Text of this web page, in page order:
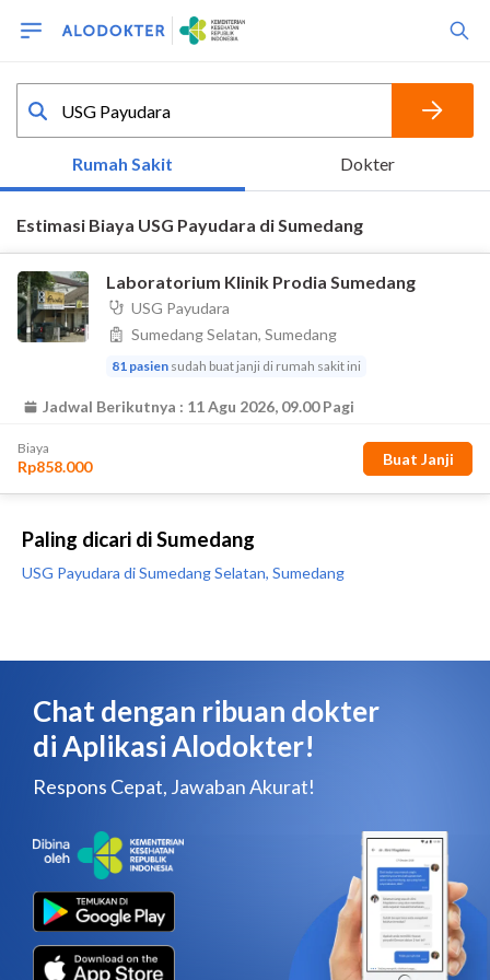
Paling dicari di Sumedang
USG Payudara di Sumedang Selatan, Sumedang